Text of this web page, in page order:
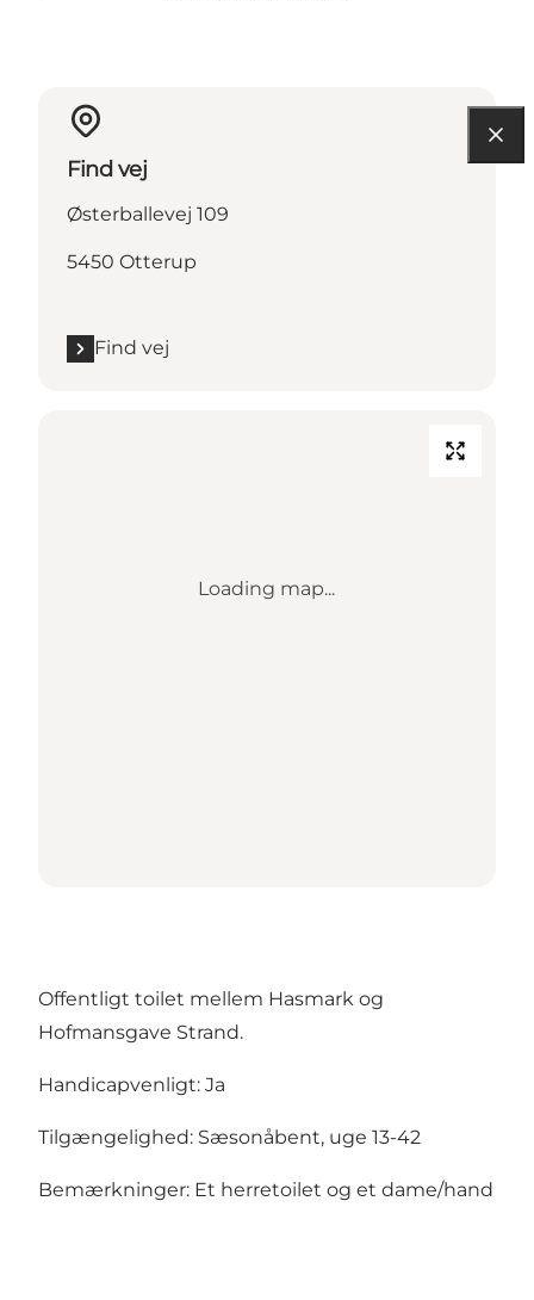
Find vej
Østerballevej 109
5450 Otterup
Find vej
Loading map...
Offentligt toilet mellem Hasmark og
Hofmansgave Strand.
Handicapvenligt: Ja
Tilgængelighed: Sæsonåbent, uge 13-42
Bemærkninger: Et herretoilet og et dame/hand